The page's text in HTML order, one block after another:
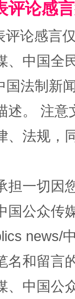
"炒
评论感
评论感言
、中国全
国法制新
述。 注
、法规，
担一切因
国公众传
news/
名和留言
、中国公